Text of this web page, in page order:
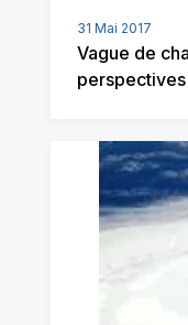
31 Mai 2017
Vague de
perspectives